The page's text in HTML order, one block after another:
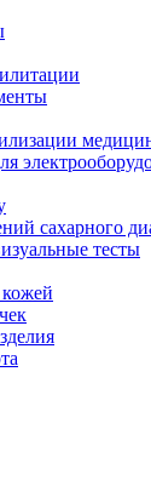
сахарного
тесты
кожей